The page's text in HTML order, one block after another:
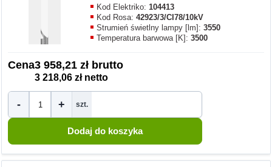
Kod Elektriko:104413
Kod Rosa:42923/3/CI78/10kV
Strumień świetlny lampy [lm]:3550
Temperatura barwowa [K]:3500
Cena3 958,21 zł brutto
3 218,06 zł netto
- + szt.